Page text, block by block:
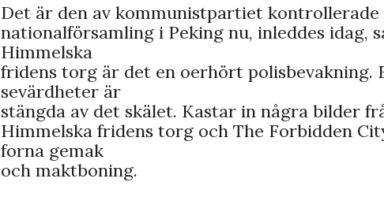
Det är den av kommunistpartiet kontrollerade
nationalförsamling i Peking nu, inleddes idag,
Himmelska
fridens torg är det en oerhört polisbevakning.
sevärdheter är
stängda av det skälet. Kastar in några bilder
Himmelska fridens torg och The Forbidden
forna gemak
och maktboning.